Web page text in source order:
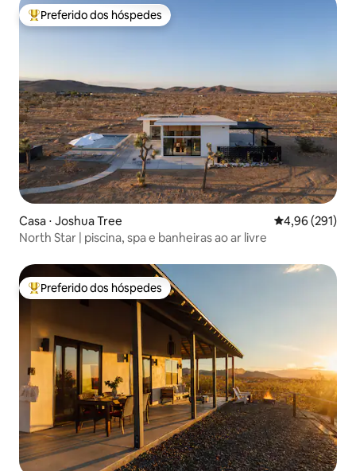
Entre os melhores preferidos dos hóspedes
Preferido dos hóspedes
Casa ⋅ Joshua Tree 4,96 de uma
4,96 (291)
North Star | piscina, spa e banheiras ao ar livre
Entre os melhores preferidos dos hóspedes
Preferido dos hóspedes